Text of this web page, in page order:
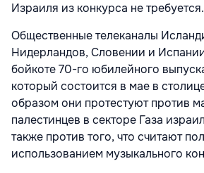
Израиля из конкурса не требуется.
Общественные телеканалы
Нидерландов, Словении и
бойкоте 70-го юбилейного
который состоится в мае в
образом они протестуют против
палестинцев в секторе Газа
также против того, что считают
использованием музыкального